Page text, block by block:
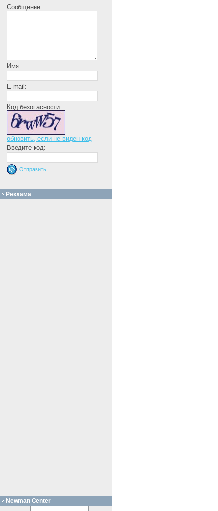
Сообщение:
Имя:
E-mail:
Код безопасности:
обновить, если не виден код
Введите код:
Реклама
Newman Center